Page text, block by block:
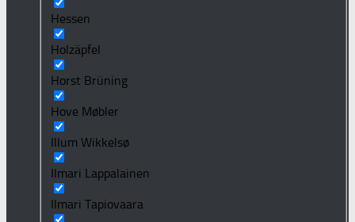
Hessen
Holzäpfel
Horst Brüning
Hove Møbler
Illum Wikkelsø
Ilmari Lappalainen
Ilmari Tapiovaara